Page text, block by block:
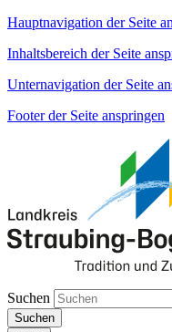
Hauptnavigation der Seite
Inhaltsbereich der Seite
Unternavigation der Seite
Footer der Seite anspringen
Suchen
Suchen